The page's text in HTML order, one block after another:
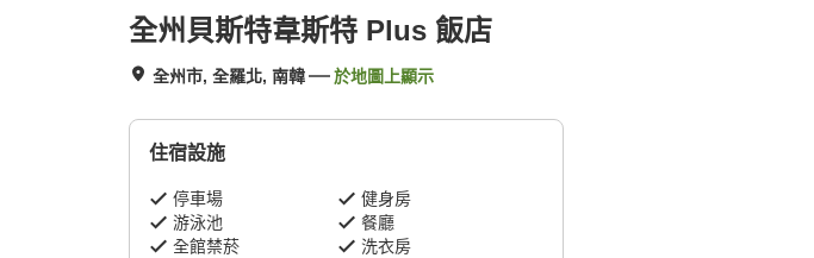
全州貝斯特韋斯特 Plus 飯店
全州市, 全羅北, 南韓 於地圖上顯示
住宿設施
停車場
健身房
游泳池
餐廳
全館禁菸
洗衣房